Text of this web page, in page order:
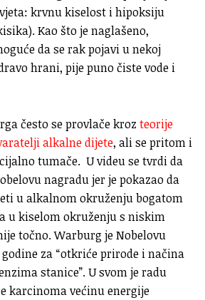
krvnu kiselost i hipoksiju
Kao što je naglašeno,
da se rak pojavi u nekoj
hrani, pije puno čiste vode i
često se provlače kroz teorije
alkalne dijete, ali se pritom i
tumače. U videu se tvrdi da
nagradu jer je pokazao da
u alkalnom okruženju bogatom
u kiselom okruženju s niskim
točno. Warburg je Nobelovu
godine za “otkriće prirode i načina
stanice”. U svom je radu
karcinoma većinu energije